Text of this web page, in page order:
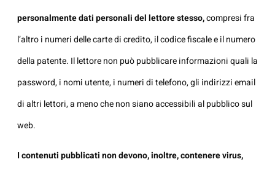
personalmente dati personali del lettore stesso,compresi fra
l’altro i numeri delle carte di credito, il codice fiscale e il numero
della patente. Il lettore non può pubblicare informazioni quali la
password, i nomi utente, i numeri di telefono, gli indirizzi email
di altri lettori, a meno che non siano accessibili al pubblico sul
web.
I contenuti pubblicati non devono, inoltre, contenere virus,